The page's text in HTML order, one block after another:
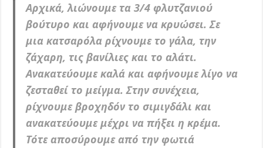
Αρχικά, λιώνουμε τα 3/4 φλυτζανιού
βούτυρο και αφήνουμε να κρυώσει. Σε
μια κατσαρόλα ρίχνουμε το γάλα, την
ζάχαρη, τις βανίλιες και το αλάτι.
Ανακατεύουμε καλά και αφήνουμε λίγο να
ζεσταθεί το μείγμα. Στην συνέχεια,
ρίχνουμε βροχηδόν το σιμιγδάλι και
ανακατεύουμε μέχρι να πήξει η κρέμα.
Τότε αποσύρουμε από την φωτιά